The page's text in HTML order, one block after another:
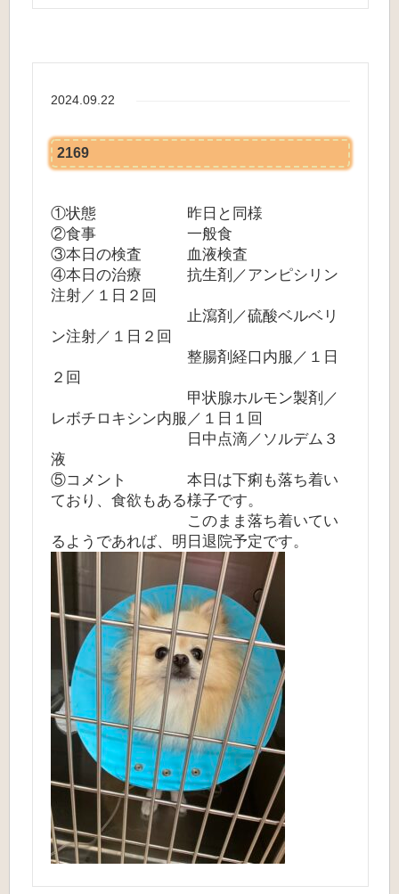
2024.09.22
2169
①状態 昨日と同様
②食事 一般食
③本日の検査 血液検査
④本日の治療 抗生剤／アンピシリン
注射／１日２回
止瀉剤／硫酸ベルベリ
ン注射／１日２回
整腸剤経口内服／１日
２回
甲状腺ホルモン製剤／
レボチロキシン内服／１日１回
日中点滴／ソルデム３
液
⑤コメント 本日は下痢も落ち着い
ており、食欲もある様子です。
このまま落ち着いてい
るようであれば、明日退院予定です。